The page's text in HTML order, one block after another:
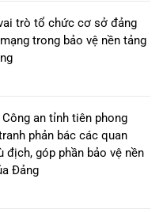
trò tổ chức cơ sở đảng
trong bảo vệ nền tảng
an tỉnh tiên phong
phản bác các quan
địch, góp phần bảo vệ nền
Đảng